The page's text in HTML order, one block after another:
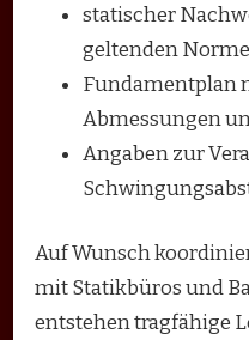
statischer
geltenden
Fundamentplan
Abmessungen
Angaben zur
Auf Wunsch
mit Statikbüros und
entstehen tragfähige